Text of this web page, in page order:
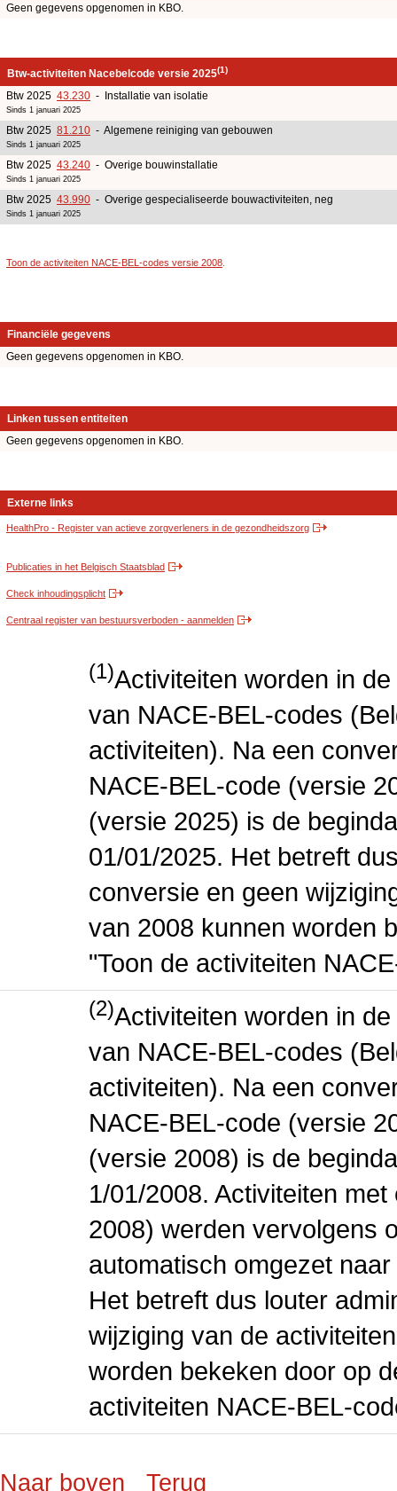
Geen gegevens opgenomen in KBO.
Btw-activiteiten Nacebelcode versie 2025(1)
Btw 2025 43.230 - Installatie van isolatie
Sinds 1 januari 2025
Btw 2025 81.210 - Algemene reiniging van gebouwen
Sinds 1 januari 2025
Btw 2025 43.240 - Overige bouwinstallatie
Sinds 1 januari 2025
Btw 2025 43.990 - Overige gespecialiseerde bouwactiviteiten, neg
Sinds 1 januari 2025
Toon de activiteiten NACE-BEL-codes versie 2008
Financiële gegevens
Geen gegevens opgenomen in KBO.
Linken tussen entiteiten
Geen gegevens opgenomen in KBO.
Externe links
HealthPro - Register van actieve zorgverleners in de gezondheidszorg
Publicaties in het Belgisch Staatsblad
Check inhoudingsplicht
Centraal register van bestuursverboden - aanmelden
(1)Activiteiten worden in
van NACE-BEL-codes
activiteiten). Na een
NACE-BEL-code (versie
(versie 2025) is de
01/01/2025. Het betreft
conversie en geen
van 2008 kunnen worden
"Toon de activiteiten
(2)Activiteiten worden in
van NACE-BEL-codes
activiteiten). Na een
NACE-BEL-code (versie
(versie 2008) is de
1/01/2008. Activiteiten
2008) werden vervolgens
automatisch omgezet
Het betreft dus louter
wijziging van de
worden bekeken door op
activiteiten NACE-BEL-
Naar boven Terug